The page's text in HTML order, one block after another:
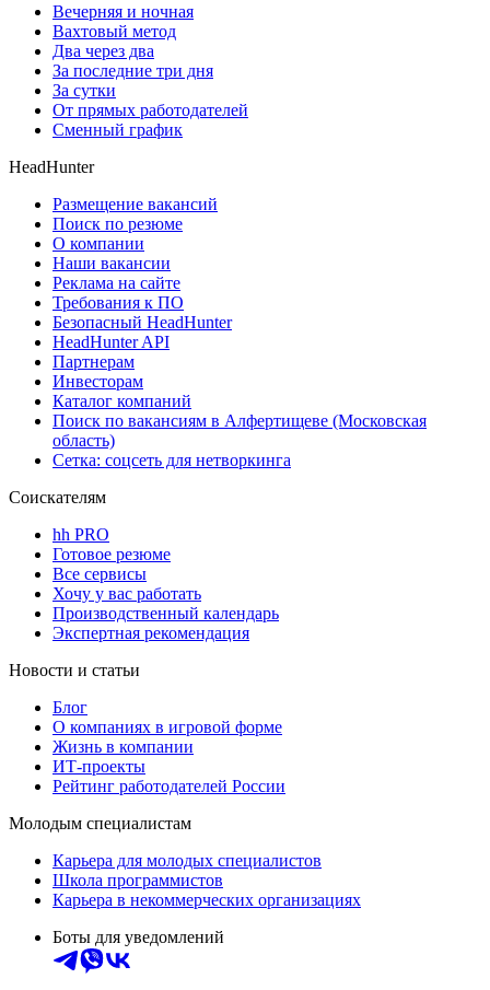
Вечерняя и ночная
Вахтовый метод
Два через два
За последние три дня
За сутки
От прямых работодателей
Сменный график
HeadHunter
Размещение вакансий
Поиск по резюме
О компании
Наши вакансии
Реклама на сайте
Требования к ПО
Безопасный HeadHunter
HeadHunter API
Партнерам
Инвесторам
Каталог компаний
Поиск по вакансиям в Алфертищеве (Московская
область)
Сетка: соцсеть для нетворкинга
Соискателям
hh PRO
Готовое резюме
Все сервисы
Хочу у вас работать
Производственный календарь
Экспертная рекомендация
Новости и статьи
Блог
О компаниях в игровой форме
Жизнь в компании
ИТ-проекты
Рейтинг работодателей России
Молодым специалистам
Карьера для молодых специалистов
Школа программистов
Карьера в некоммерческих организациях
Боты для уведомлений